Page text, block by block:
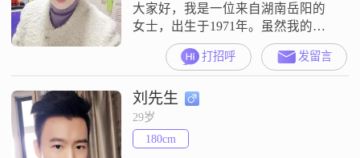
重要的事情，我向往那种细水长流
的
大家好，我是一位来自湖南岳阳的
女士，出生于1971年。虽然我的身
高只有152cm，但我相信身高并不是
衡量一个人的全部标准。我性格开
朗，总是爱笑，这让我在生活中总
能给周围的人带来情绪上的愉悦。
我独立自信，对待生活和工作都有
着自己的坚持和追求。在家庭方
面，我始终认为家庭是生活的重
打招呼 发留言
刘先生
29岁
180cm